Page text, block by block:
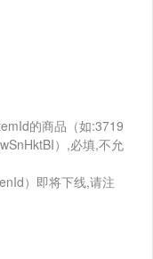
的商品（如:3719
）,必填,不允
）即将下线,请注